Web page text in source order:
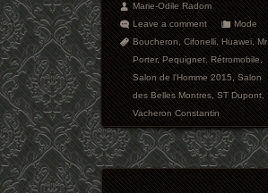
Marie-Odile Radom
Leave a comment
Mode
Boucheron,Cifonelli,Huawei,Mr
Porter,Pequignet,Rétromobile,
Salon de l'Homme 2015,Salon
des Belles Montres,ST Dupont,
Vacheron Constantin